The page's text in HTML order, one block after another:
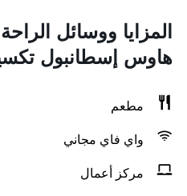
المزايا ووسائل
هاوس إسطانبول
مطعم
واي فاي مجاني
مركز أعمال